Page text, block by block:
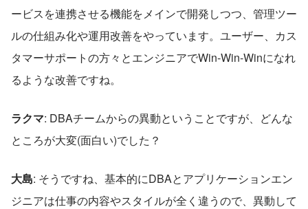
ービスを連携させる機能をメインで開発しつつ、管理ツー
ルの仕組み化や運用改善をやっています。ユーザー、カス
タマーサポートの方々とエンジニアでWin-Win-Winになれ
るような改善ですね。
ラクマ: DBAチームからの異動ということですが、どんな
ところが大変(面白い)でした？
大島: そうですね、基本的にDBAとアプリケーションエン
ジニアは仕事の内容やスタイルが全く違うので、異動して